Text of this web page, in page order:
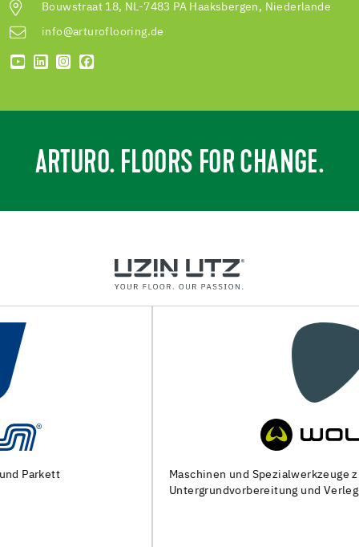
Bouwstraat 18, NL-7483 PA Haaksbergen, Niederlande
info@arturoflooring.de
ARTURO. FLOORS FOR CHANGE.
Maschinen und Spezialwerkzeuge zur
Untergrundvorbereitung und Verlegung von Bodenbelägen